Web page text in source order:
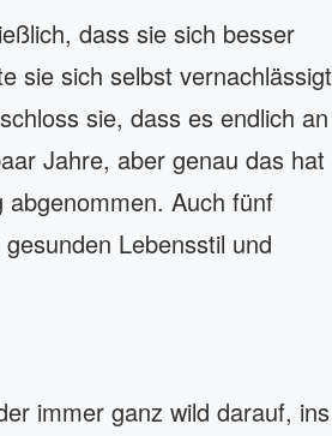
dass sie sich besser
sie sich selbst vernachlässigt
sie, dass es endlich an
Jahre, aber genau das hat
Auch fünf
Lebensstil und
immer ganz wild darauf, ins